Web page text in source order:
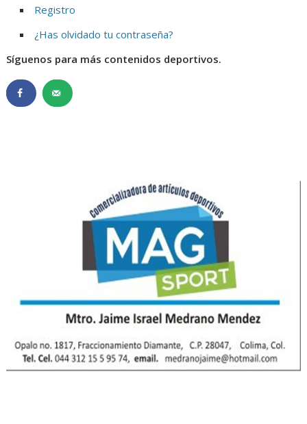
Registro
¿Has olvidado tu contraseña?
Síguenos para más contenidos deportivos.